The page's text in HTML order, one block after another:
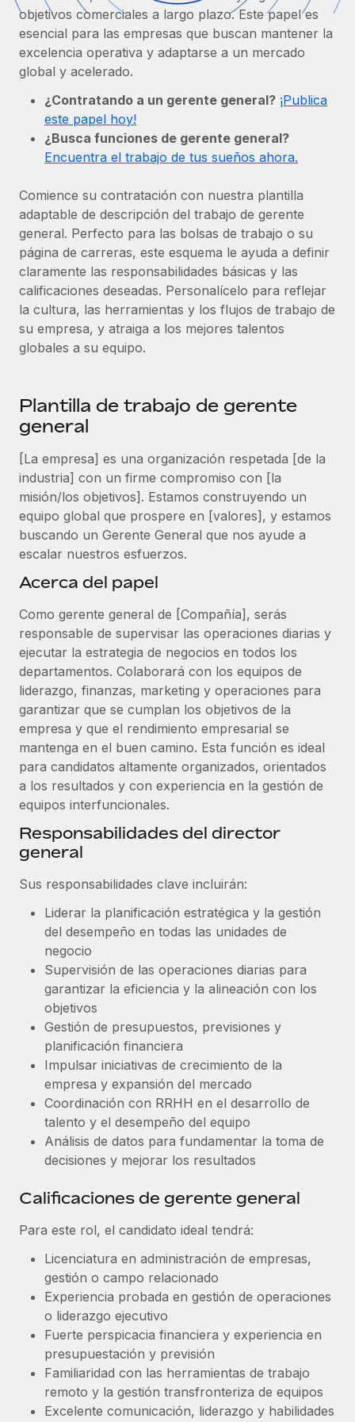
Contractor Management
Integra y gestiona a autónomos globalmente.
PEO
Externaliza tareas laborales complejas.
INFRAESTRUCTURA
Integra los RR. HH. en tus flujos de trabajo sin
complicaciones.
Funciones esenciales de RR. HH. integradas para tu
Conectar
Nuevo
Conecta cualquier herramienta de IA con Remote
mediante nuestro MCP.
Optimiza los procesos con herramientas empresariales
esenciales.
SERVICIOS
Pregunta a un experto
Obtén ayuda de gente experta en RR. HH. globales
y cumplimiento normativo.
Comprobaciones de antecedentes
Cumplimiento normativo
Adelántate a los riesgos de cumplimiento
normativo.
Gestión de dispositivos
Proporciona dispositivos tecnológicos y contrólalos
en todo el mundo.
Apertura de entidades
Abre entidades conforme a la legalidad enseguida.
Movilidad y reubicación
Reubica a los empleados con facilidad.
Prestaciones
Gestiona las prestaciones de los empleados sin
complicaciones.
Compáranos con otras empresas.
ETAPAS DE CRECIMIENTO
Soluciones ágiles de RR. HH. globales y nóminas para
empresas en crecimiento.
Mediana empresa
personalizadas.
Empresa
RR. HH. globales para grandes empresas.
Socios tecnológicos estratégicos
Integra la gestión de los RR. HH. globales en tu
Asociarse
Descubre oportunidades de colaborar con nosotros.
Consultoría de integraciones y automatización con IA.
CASOS PRÁCTICOS
Calculadora de pagos a autónomos
Descubre opciones de divisas y tiempos de pago para
autónomos globales.
APRENDIZAJE CON REMOTE
Guías y recursos
Glosario de RR. HH.
Listas de verificación y plantillas
Biblioteca de descripciones de puestos
Webinarios
Eventos
Información sobre salarios y talento
Obtén ayuda
Consulta todos los recursos
BLOG
Nómina global
EOR y PEO
Contractor Management
Impuestos
Explora el blog
BLOG
Novedades de producto de Remote:
Management Plus
La misión de Remote sigue siendo ayudar a empresas de
todos los tamaños a contratar, gestionar y...
Más información
Pento se convierte en un empleador equitativo
con Remote
Gestionar las nóminas internamente es complicado. Tardas
semanas en hacerlo manualmente y, al mes...
Más información
Nederlands
Français
Deutsch
Español
Português (Portugal)
日本語
한국어
中文（简体）
Iniciar sesión
objetivos comerciales a largo plazo. Este papel es
esencial para las empresas que buscan mantener la
excelencia operativa y adaptarse a un mercado
global y acelerado.
¿Contratando a un gerente general? ¡Publica
este papel hoy!
¿Busca funciones de gerente general?
Encuentra el trabajo de tus sueños ahora.
Comience su contratación con nuestra plantilla
adaptable de descripción del trabajo de gerente
general. Perfecto para las bolsas de trabajo o su
página de carreras, este esquema le ayuda a definir
claramente las responsabilidades básicas y las
calificaciones deseadas. Personalícelo para reflejar
la cultura, las herramientas y los flujos de trabajo de
su empresa, y atraiga a los mejores talentos
globales a su equipo.
Plantilla de trabajo de gerente
general
[La empresa] es una organización respetada [de la
industria] con un firme compromiso con [la
misión/los objetivos]. Estamos construyendo un
equipo global que prospere en [valores], y estamos
buscando un Gerente General que nos ayude a
escalar nuestros esfuerzos.
Acerca del papel
Como gerente general de [Compañía], serás
responsable de supervisar las operaciones diarias y
ejecutar la estrategia de negocios en todos los
departamentos. Colaborará con los equipos de
liderazgo, finanzas, marketing y operaciones para
garantizar que se cumplan los objetivos de la
empresa y que el rendimiento empresarial se
mantenga en el buen camino. Esta función es ideal
para candidatos altamente organizados, orientados
a los resultados y con experiencia en la gestión de
equipos interfuncionales.
Responsabilidades del director
general
Sus responsabilidades clave incluirán:
Liderar la planificación estratégica y la gestión
del desempeño en todas las unidades de
negocio
Supervisión de las operaciones diarias para
garantizar la eficiencia y la alineación con los
objetivos
Gestión de presupuestos, previsiones y
planificación financiera
Impulsar iniciativas de crecimiento de la
empresa y expansión del mercado
Coordinación con RRHH en el desarrollo de
talento y el desempeño del equipo
Análisis de datos para fundamentar la toma de
decisiones y mejorar los resultados
Calificaciones de gerente general
Para este rol, el candidato ideal tendrá:
Licenciatura en administración de empresas,
gestión o campo relacionado
Experiencia probada en gestión de operaciones
o liderazgo ejecutivo
Fuerte perspicacia financiera y experiencia en
presupuestación y previsión
Familiaridad con las herramientas de trabajo
remoto y la gestión transfronteriza de equipos
Excelente comunicación, liderazgo y habilidades